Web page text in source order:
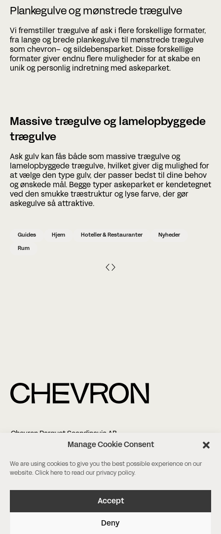
Manage Cookie Consent
We are using cookies to give you the best possible experience on our
website. Click here to read our privacy policy.
Accept
Deny
Plankegulve og mønstrede trægulve
Vi fremstiller trægulve af ask i flere forskellige formater,
fra lange og brede plankegulve til mønstrede trægulve
som chevron– og sildebensparket. Disse forskellige
formater giver endnu flere muligheder for at skabe en
unik og personlig indretning med askeparket.
Massive trægulve og lamelopbyggede
trægulve
Ask gulv kan fås både som massive trægulve og
lamelopbyggede trægulve, hvilket giver dig mulighed for
at vælge den type gulv, der passer bedst til dine behov
og ønskede mål. Begge typer askeparket er kendetegnet
ved den smukke træstruktur og lyse farve, der gør
askegulve så attraktive.
Guides Hjem Hoteller & Restauranter Nyheder
Rum
Chevron Parquet Scandinavia AB
+45 61 14 17 13
Facebook/Instagram
Request a sample